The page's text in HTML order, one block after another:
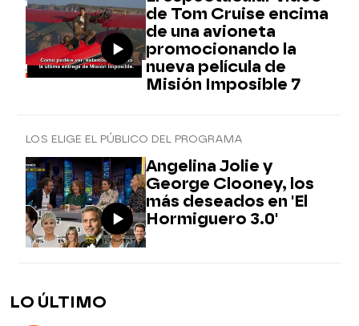
de Tom Cruise encima
de una avioneta
promocionando la
nueva película de
Misión Imposible 7
LOS ELIGE EL PÚBLICO DEL PROGRAMA
Angelina Jolie y
George Clooney, los
más deseados en 'El
Hormiguero 3.0'
LO ÚLTIMO